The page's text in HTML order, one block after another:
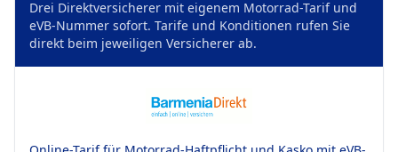
Drei Direktversicherer mit eigenem Motorrad-Tarif und
eVB-Nummer sofort. Tarife und Konditionen rufen Sie
direkt beim jeweiligen Versicherer ab.